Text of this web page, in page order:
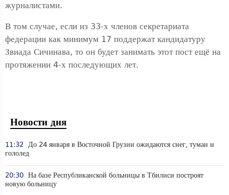
журналистами.
В том случае, если из 33-х членов секретариата
федерации как минимум 17 поддержат кандидатуру
Звиада Сичинава, то он будет занимать этот пост ещё на
протяжении 4-х последующих лет.
Новости дня
11:32 До 24 января в Восточной Грузии ожидаются снег, туман и
гололед
20:30 На базе Республиканской больницы в Тбилиси построят
новую больницу